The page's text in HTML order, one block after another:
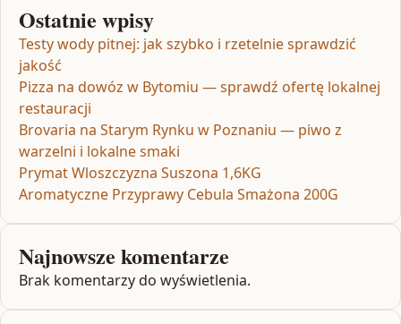
Ostatnie wpisy
Testy wody pitnej: jak szybko i rzetelnie sprawdzić
jakość
Pizza na dowóz w Bytomiu — sprawdź ofertę lokalnej
restauracji
Brovaria na Starym Rynku w Poznaniu — piwo z
warzelni i lokalne smaki
Prymat Wloszczyzna Suszona 1,6KG
Aromatyczne Przyprawy Cebula Smażona 200G
Najnowsze komentarze
Brak komentarzy do wyświetlenia.